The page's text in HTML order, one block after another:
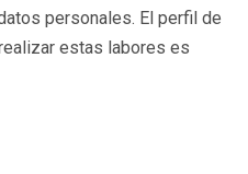
personales. El perfil de
estas labores es